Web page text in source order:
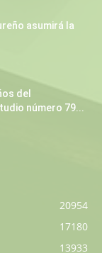
asumirá la
del
número 79...
20954
17180
13933